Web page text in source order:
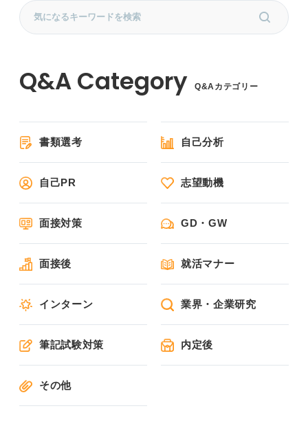
Q&Aカテゴリー
書類選考 自己分析
自己PR 志望動機
面接対策 GD・GW
面接後 就活マナー
インターン 業界・企業研究
筆記試験対策 内定後
その他